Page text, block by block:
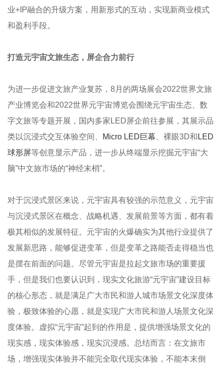
业+IP融合的升级方案，用新形式的互动，实现新商业模式
和盈利手段。
打造元宇宙文旅生态，屏企合力前行
为进一步促进文旅产业复苏，8月的两场展会2022世界文旅
产业博览会和2022世界元宇宙博览会围绕元宇宙生态、数
字文旅等专题开展，国内多家LED屏企前往参展，其展示品
类以沉浸式交互体验空间、
Micro LED巨幕 、裸眼3D和 LED
球形屏等创意显示产品，进一步从终端显示挖掘元宇宙“大
脑”中文旅市场的“神经末梢”。
对于沉浸式景区来说，元宇宙具有较强的示范意义，元宇宙
与沉浸式景区在概念、战略机遇、发展前景等方面，都有着
极其相似的发展特征。元宇宙的火爆确实为其他行业提供了
发展新思路，能够促进变革，但是变革之路能否走得稳当也
是摆在前面的问题。尽管元宇宙是拉起文旅市场的重要援
手，但是我们也要认识到，现实文化旅游“元宇宙”建设目标
的核心形态，就是满足广大市民和游人城市场景文化深度体
验，极致体验的心愿，就是实现广大市民和游人场景文化深
度体验。虚拟“元宇宙”起到的作用是，提供增强场景文化的
现实感，现实体验感，现实沉浸感。总结而言：在文旅市
场，增强现实体验并不能完全取代现实体验，不能本末倒